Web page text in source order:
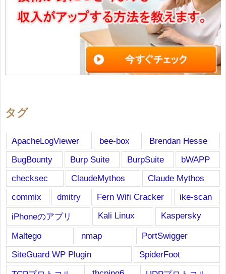
タグ
ApacheLogViewer bee-box
Brendan Hesse
BugBounty
Burp Suite BurpSuite
bWAPP
checksec
ClaudeMythos
Claude Mythos
commix
dmitry Fern Wifi Cracker
ike-scan
iPhoneのアプリ
Kali Linux
Kaspersky
Maltego
nmap
PortSwigger
SiteGuard WP Plugin
SpiderFoot